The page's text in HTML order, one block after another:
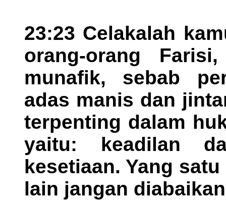
23:23 Celakalah
orang-orang
munafik, sebab
adas manis dan
terpenting dalam
yaitu: keadilan
kesetiaan. Yang
lain jangan